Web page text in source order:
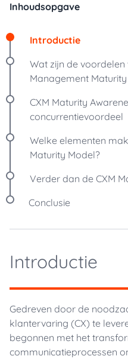
Inhoudsopgave
Introductie
Wat zijn de voordelen
Management
CXM Maturity
concurrentievoordeel
Welke elementen
Maturity Model?
Verder dan de CXM
Conclusie
Introductie
Gedreven door de
klantervaring (CX) te
begonnen met het
communicatieprocessen